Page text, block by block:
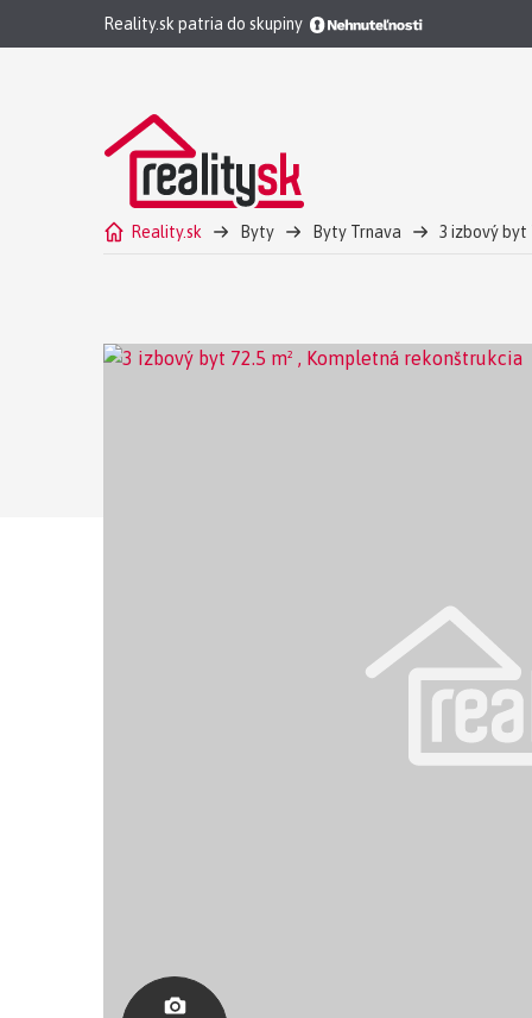
Reality.sk patria do skupiny
Reality.sk Byty Byty Trnava 3 izbový byt